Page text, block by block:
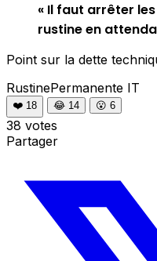
« Il faut arrêter
rustine en
Point sur la dette
RustinePermanente IT
❤️ 18 😂 14 😮 6
38 votes
Partager